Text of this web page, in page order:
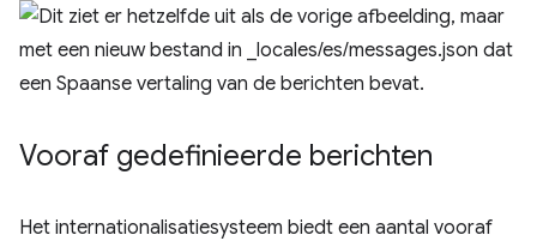
Vooraf gedefinieerde berichten
Het internationalisatiesysteem biedt een aantal vooraf